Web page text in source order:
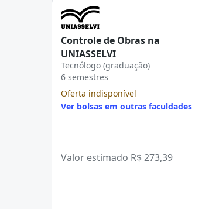
Controle de Obras na
UNIASSELVI
Tecnólogo (graduação)
6 semestres
Oferta indisponível
Ver bolsas em outras faculdades
Valor estimado R$ 273,39